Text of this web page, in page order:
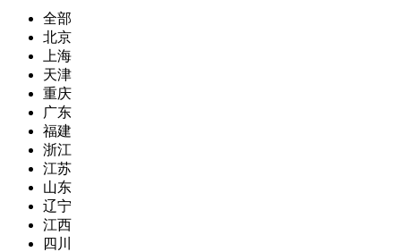
全部
北京
上海
天津
重庆
广东
福建
浙江
江苏
山东
辽宁
江西
四川